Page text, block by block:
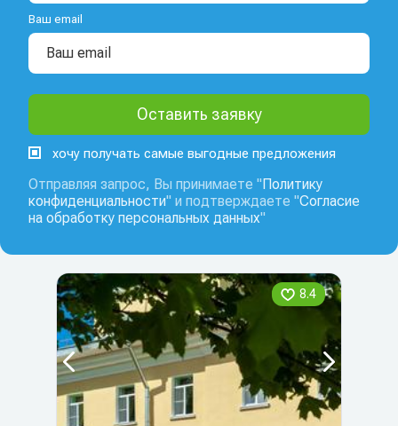
Ваш email
хочу получать самые выгодные предложения
Отправляя запрос, Вы принимаете "Политику
конфиденциальности" и подтверждаете "Согласие
на обработку персональных данных"
8.4